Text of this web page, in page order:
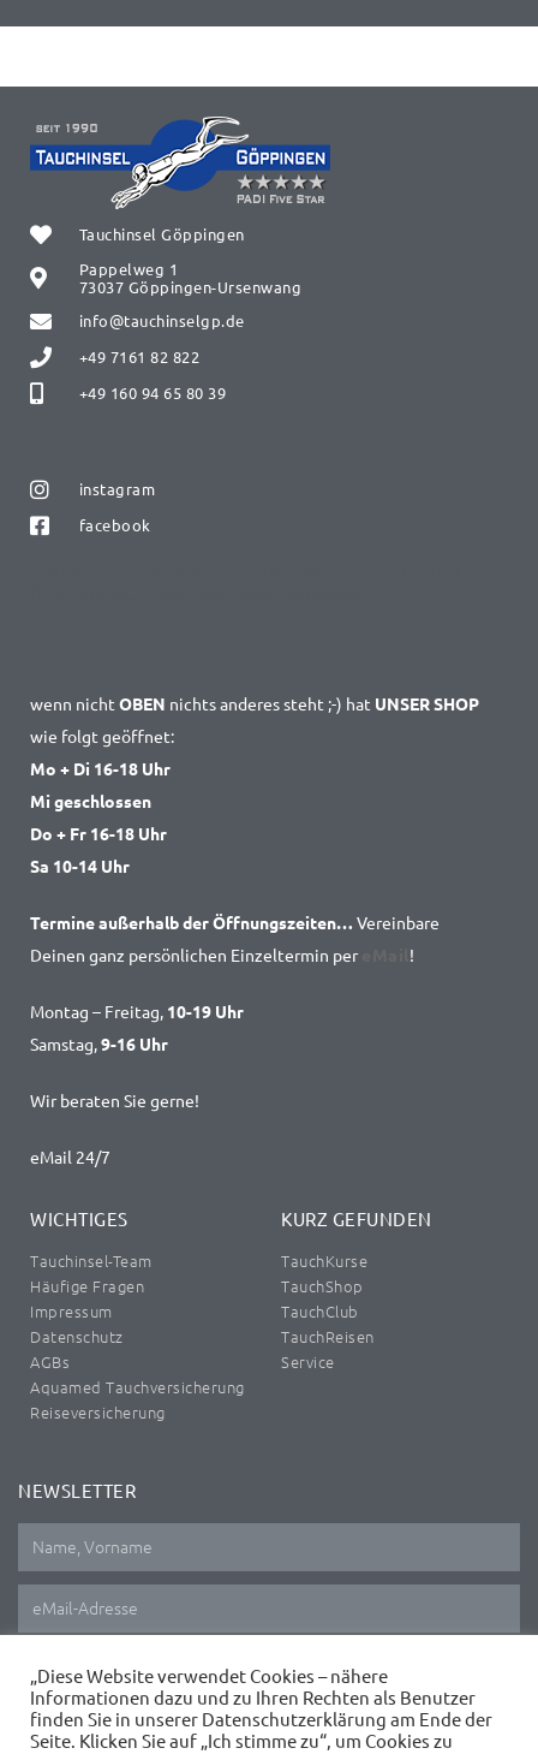
Tauchinsel Göppingen
Pappelweg 1
73037 Göppingen-Ursenwang
info@tauchinselgp.de
+49 7161 82 822
+49 160 94 65 80 39
instagram
facebook
wenn nicht OBEN nichts anderes steht ;-) hat UNSER SHOP
wie folgt geöffnet:
Mo + Di 16-18 Uhr
Mi geschlossen
Do + Fr 16-18 Uhr
Sa 10-14 Uhr
Termine außerhalb der Öffnungszeiten… Vereinbare
Deinen ganz persönlichen Einzeltermin per
!
Montag – Freitag, 10-19 Uhr
Samstag,9-16 Uhr
Wir beraten Sie gerne!
eMail 24/7
WICHTIGES
Tauchinsel-Team
Häufige Fragen
Impressum
Datenschutz
AGBs
Aquamed Tauchversicherung
Reiseversicherung
KURZ GEFUNDEN
TauchKurse
TauchShop
TauchClub
TauchReisen
Service
NEWSLETTER
Terms of Serviceapply.
ANMELDEN
„Diese Website verwendet Cookies – nähere
Informationen dazu und zu Ihren Rechten als Benutzer
finden Sie in unserer Datenschutzerklärung am Ende der
Seite. Klicken Sie auf „Ich stimme zu“, um Cookies zu